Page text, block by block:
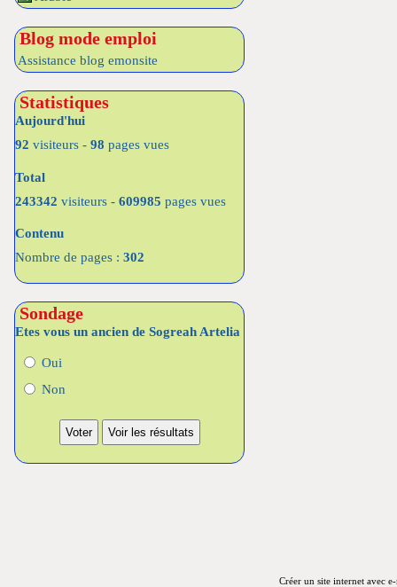
Blog mode emploi
Assistance blog emonsite
Statistiques
Aujourd'hui
92 visiteurs - 98 pages vues
Total
243342 visiteurs - 609985 pages vues
Contenu
Nombre de pages : 302
Sondage
Etes vous un ancien de Sogreah Artelia
Oui
Non
Créer un site internet avec